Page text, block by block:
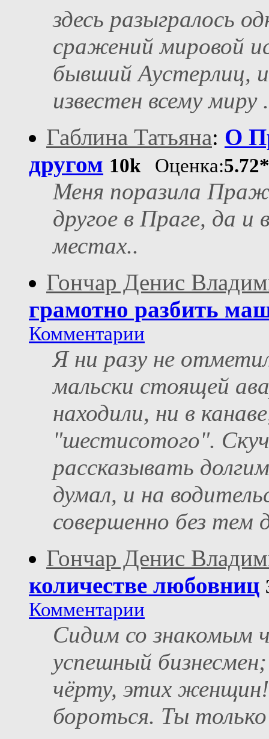
здесь разыгралось
сражений мировой
бывший Аустерлиц,
известен всему миру
Габлина Татьяна: О
другом 10kОценка:
Меня поразила
другое в Праге, да и
местах..
Гончар Денис
грамотно разбить
Комментарии
Я ни разу не
мальски стоящей
находили, ни в
"шестисотого".
рассказывать
думал, и на
совершенно без тем
Гончар Денис
количестве любовниц
Комментарии
Сидим со знакомым
успешный
чёрту, этих
бороться. Ты